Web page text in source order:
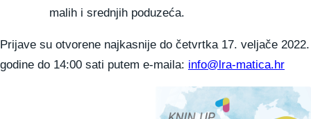
malih i srednjih poduzeća.
Prijave su otvorene najkasnije do četvrtka 17. veljače 2022.
godine do 14:00 sati putem e-maila: info@lra-matica.hr